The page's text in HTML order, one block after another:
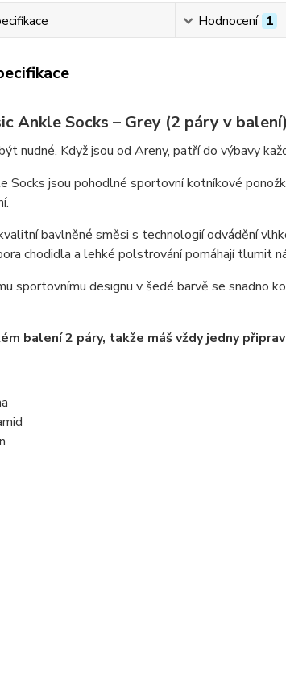
Hodnocení 1
Ankle Socks – Grey (2 páry v balení)
nudné. Když jsou od Areny, patří do výbavy
Socks jsou pohodlné sportovní kotníkové
bavlněné směsi s technologií odvádění
chodidla a lehké polstrovánípomáhají tlumit
sportovnímu designu v šedé barvě se snadno
balení2 páry, takže máš vždy jedny